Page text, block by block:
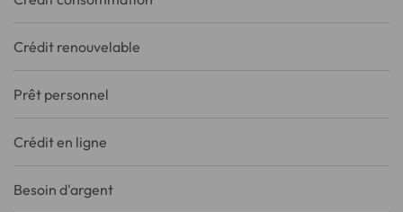
Crédit renouvelable
Prêt personnel
Crédit en ligne
Besoin d'argent